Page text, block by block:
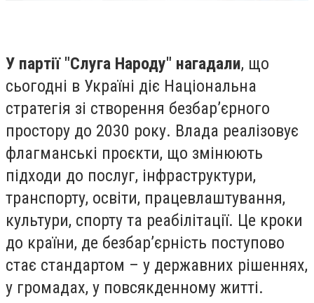
У партії "Слуга Народу" нагадали, що
сьогодні в Україні діє Національна
стратегія зі створення безбарʼєрного
простору до 2030 року. Влада реалізовує
флагманські проєкти, що змінюють
підходи до послуг, інфраструктури,
транспорту, освіти, працевлаштування,
культури, спорту та реабілітації. Це кроки
до країни, де безбар’єрність поступово
стає стандартом – у державних рішеннях,
у громадах, у повсякденному житті.